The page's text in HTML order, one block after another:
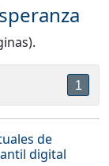
1
de
digital